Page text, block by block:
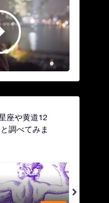
座や黄道12
調べてみま
られた女座